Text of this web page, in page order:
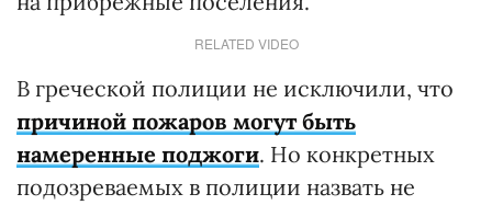
RELATED VIDEO
В греческой полиции не исключили, что
причиной пожаров могут быть
намеренные поджоги. Но конкретных
подозреваемых в полиции назвать не